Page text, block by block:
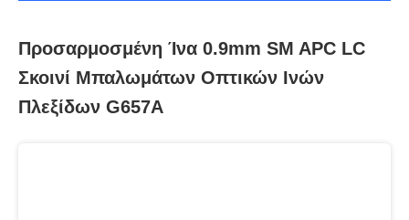
Προσαρμοσμένη Ίνα 0.9mm SM APC LC
Σκοινί Μπαλωμάτων Οπτικών Ινών
Πλεξίδων G657A